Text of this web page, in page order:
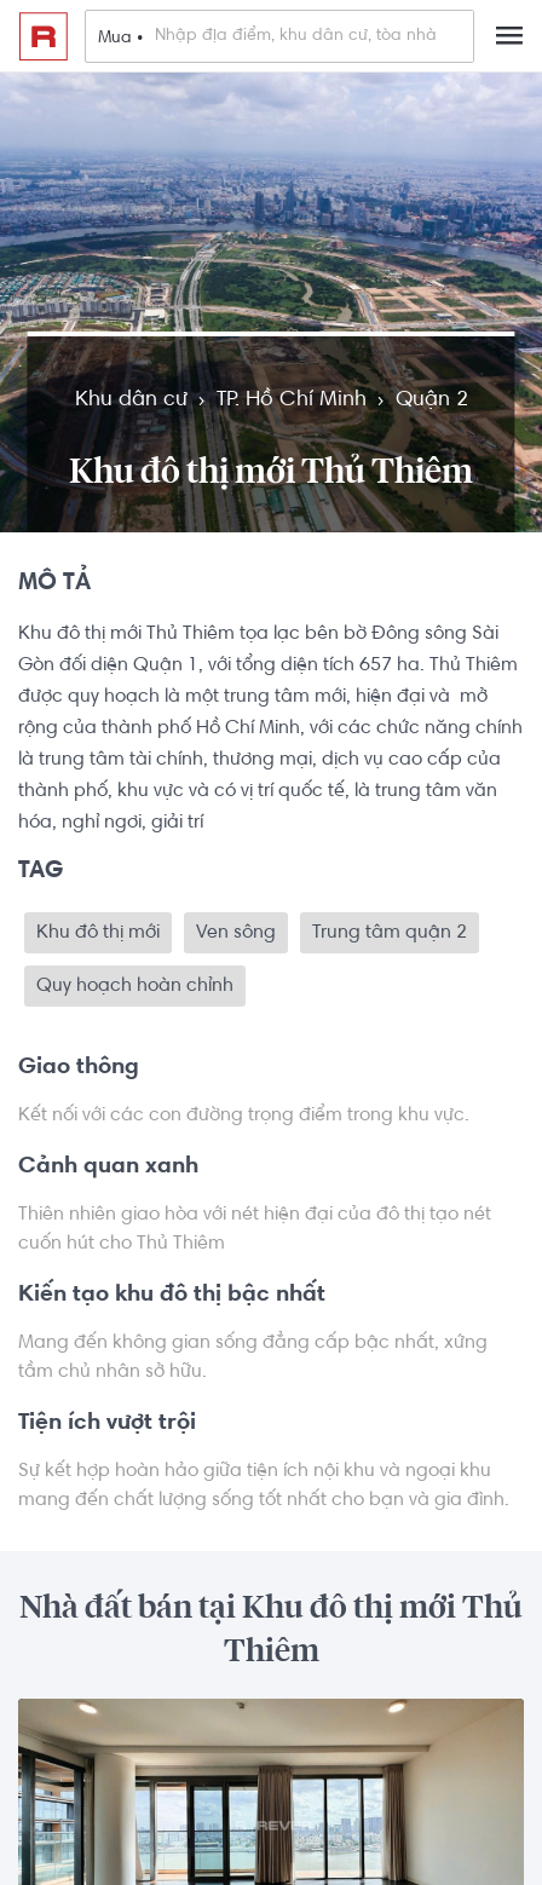
Mua •
Khu dân cư TP. Hồ Chí Minh Quận 2
Khu đô thị mới Thủ Thiêm
MÔ TẢ
Khu đô thị mới Thủ Thiêm tọa lạc bên bờ Đông sông Sài
Gòn đối diện Quận 1, với tổng diện tích 657 ha. Thủ Thiêm
được quy hoạch là một trung tâm mới, hiện đại và  mở
rộng của thành phố Hồ Chí Minh, với các chức năng chính
là trung tâm tài chính, thương mại, dịch vụ cao cấp của
thành phố, khu vực và có vị trí quốc tế, là trung tâm văn
hóa, nghỉ ngơi, giải trí
TAG
Khu đô thị mới Ven sông Trung tâm quận 2
Quy hoạch hoàn chỉnh
Giao thông
Kết nối với các con đường trọng điểm trong khu vực.
Cảnh quan xanh
Thiên nhiên giao hòa với nét hiện đại của đô thị tạo nét
cuốn hút cho Thủ Thiêm
Kiến tạo khu đô thị bậc nhất
Mang đến không gian sống đẳng cấp bậc nhất, xứng
tầm chủ nhân sở hữu.
Tiện ích vượt trội
Sự kết hợp hoàn hảo giữa tiện ích nội khu và ngoại khu
mang đến chất lượng sống tốt nhất cho bạn và gia đình.
Nhà đất bán tại Khu đô thị mới Thủ
Thiêm